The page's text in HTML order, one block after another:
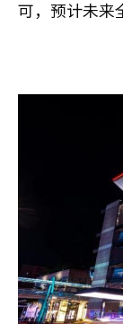
可，预计未来